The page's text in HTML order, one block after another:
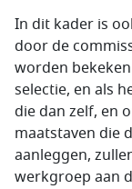
In dit kader is
door de
worden
selectie, en als
die dan zelf, en
maatstaven die
aanleggen,
werkgroep aan